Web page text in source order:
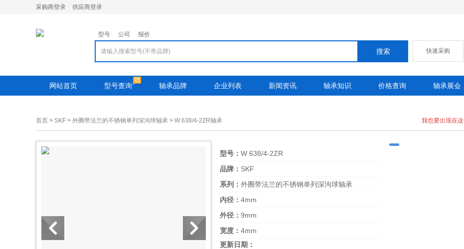
采购商登录 供应商登录
型号 公司 报价
快速采购
网站首页 型号查询 轴承品牌 企业列表 新闻资讯 轴承知识 价格查询 轴承展会
首页 > SKF > 外圈带法兰的不锈钢单列深沟球轴承 > W 638/4-2ZR轴承 我也要出现在这
型号： W 638/4-2ZR
品牌： SKF
系列： 外圈带法兰的不锈钢单列深沟球轴承
内径： 4mm
外径： 9mm
宽度： 4mm
更新日期：